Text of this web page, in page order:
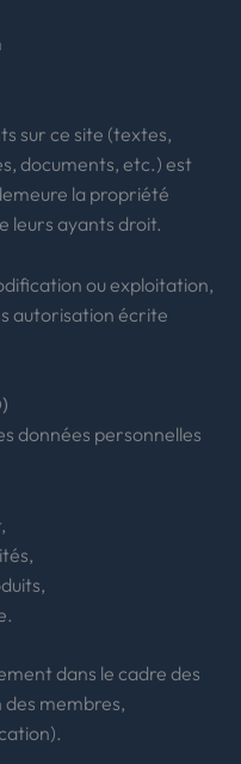
sur ce site (textes,
documents, etc.) est
la propriété
leurs ayants droit.
ou exploitation,
autorisation écrite
données personnelles
dans le cadre des
des membres,